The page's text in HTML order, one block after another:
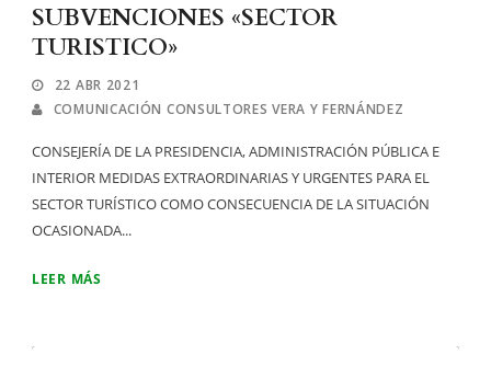
SUBVENCIONES «SECTOR
TURISTICO»
22 ABR 2021
COMUNICACIÓN CONSULTORES VERA Y FERNÁNDEZ
CONSEJERÍA DE LA PRESIDENCIA, ADMINISTRACIÓN PÚBLICA E
INTERIOR MEDIDAS EXTRAORDINARIAS Y URGENTES PARA EL
SECTOR TURÍSTICO COMO CONSECUENCIA DE LA SITUACIÓN
OCASIONADA...
LEER MÁS